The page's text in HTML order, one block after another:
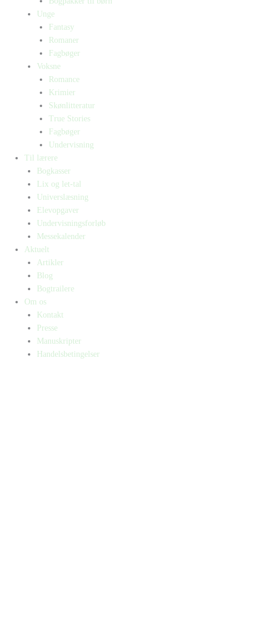
Unge
Fantasy
Romaner
Fagbøger
Voksne
Romance
Krimier
Skønlitteratur
True Stories
Fagbøger
Undervisning
Til lærere
Bogkasser
Lix og let-tal
Universlæsning
Elevopgaver
Undervisningsforløb
Messekalender
Aktuelt
Artikler
Blog
Bogtrailere
Om os
Kontakt
Presse
Manuskripter
Handelsbetingelser